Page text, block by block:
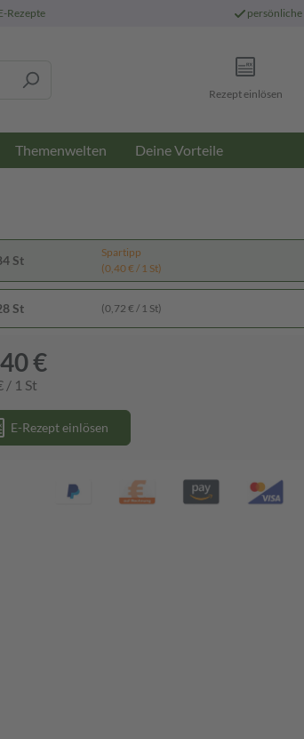
Rezepte persönliche
Rezept einlösen
Themenwelten Deine Vorteile
St
Spartipp
(0,40 € / 1 St)
St (0,72 € / 1 St)
€
/ 1 St
E-Rezept einlösen